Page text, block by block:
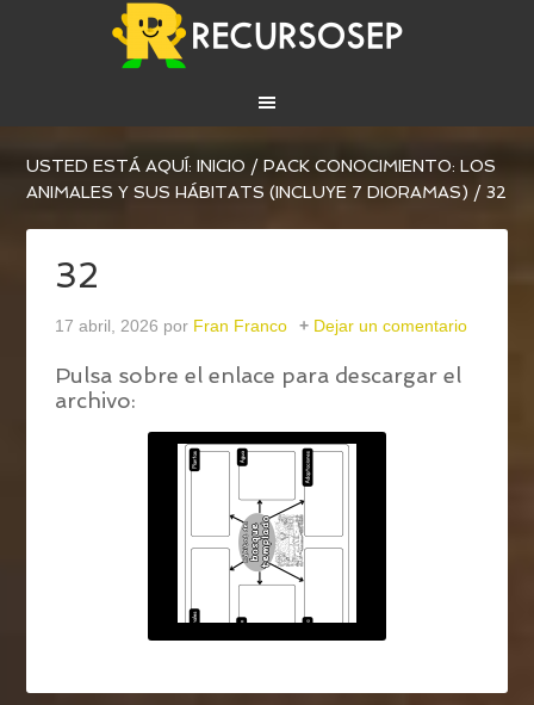
USTED ESTÁ AQUÍ:INICIO / PACK CONOCIMIENTO: LOS
ANIMALES Y SUS HÁBITATS (INCLUYE 7 DIORAMAS) / 32
32
17 abril, 2026 por Fran Franco Dejar un comentario
Pulsa sobre el enlace para descargar el
archivo: